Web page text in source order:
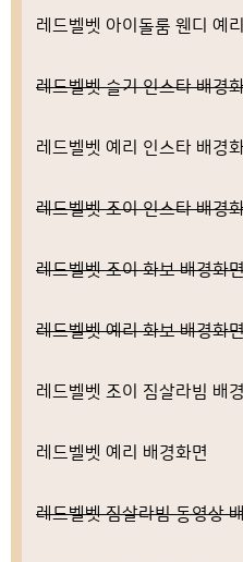
레드벨벳 아이돌룸 웬디 예
레드벨벳 슬기 인스타 배경
레드벨벳 예리 인스타 배경
레드벨벳 조이 인스타 배경
레드벨벳 조이 화보 배경화
레드벨벳 예리 화보 배경화
레드벨벳 조이 짐살라빔 배
레드벨벳 예리 배경화면
레드벨벳 짐살라빔 동영상